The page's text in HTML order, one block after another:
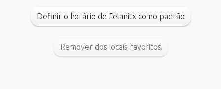
Definir o horário de Felanitx como padrão
Remover dos locais favoritos